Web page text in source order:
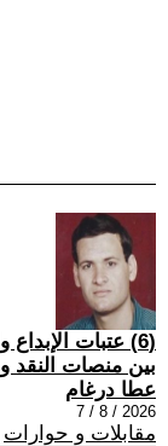
(6) عتبات الإبداع
بين منصات النقد
عطا درغام
2026 / 8 / 7
مقابلات و حوارات